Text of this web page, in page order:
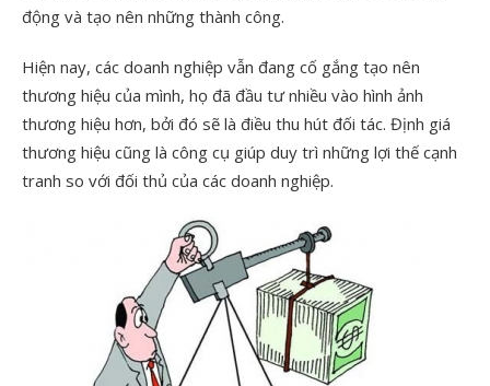
động và tạo nên những thành công.
Hiện nay, các doanh nghiệp vẫn đang cố gắng tạo nên
thương hiệu của mình, họ đã đầu tư nhiều vào hình ảnh
thương hiệu hơn, bởi đó sẽ là điều thu hút đối tác. Định giá
thương hiệu cũng là công cụ giúp duy trì những lợi thế cạnh
tranh so với đối thủ của các doanh nghiệp.